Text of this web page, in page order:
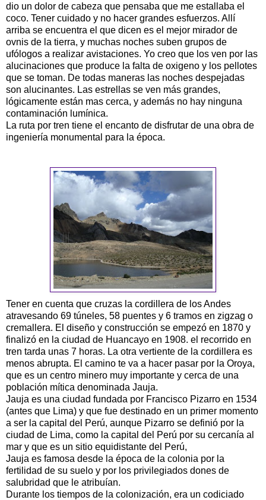
dio un dolor de cabeza que pensaba que me estallaba el
coco. Tener cuidado y no hacer grandes esfuerzos. Allí
arriba se encuentra el que dicen es el mejor mirador de
ovnis de la tierra, y muchas noches suben grupos de
ufólogos a realizar avistaciones. Yo creo que los ven por las
alucinaciones que produce la falta de oxigeno y los pellotes
que se toman. De todas maneras las noches despejadas
son alucinantes. Las estrellas se ven más grandes,
lógicamente están mas cerca, y además no hay ninguna
contaminación lumínica.
La ruta por tren tiene el encanto de disfrutar de una obra de
ingeniería monumental para la época.
Tener en cuenta que cruzas la cordillera de los Andes
atravesando 69 túneles, 58 puentes y 6 tramos en zigzag o
cremallera. El diseño y construcción se empezó en 1870 y
finalizó en la ciudad de Huancayo en 1908. el recorrido en
tren tarda unas 7 horas. La otra vertiente de la cordillera es
menos abrupta. El camino te va a hacer pasar por la Oroya,
que es un centro minero muy importante y cerca de una
población mítica denominada Jauja.
Jauja es una ciudad fundada por Francisco Pizarro en 1534
(antes que Lima) y que fue destinado en un primer momento
a ser la capital del Perú, aunque Pizarro se definió por la
ciudad de Lima, como la capital del Perú por su cercanía al
mar y que es un sitio equidistante del Perú,
Jauja es famosa desde la época de la colonia por la
fertilidad de su suelo y por los privilegiados dones de
salubridad que le atribuían.
Durante los tiempos de la colonización, era un codiciado